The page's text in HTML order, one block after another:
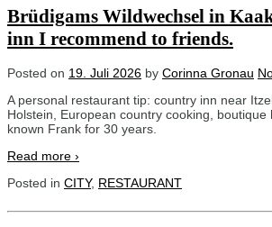
Brüdigams Wildwechsel in
inn I recommend to friends.
Posted on 19. Juli 2026 by Corinna Gronau
A personal restaurant tip: country inn near
Holstein, European country cooking,
known Frank for 30 years.
Read more ›
Posted in CITY, RESTAURANT